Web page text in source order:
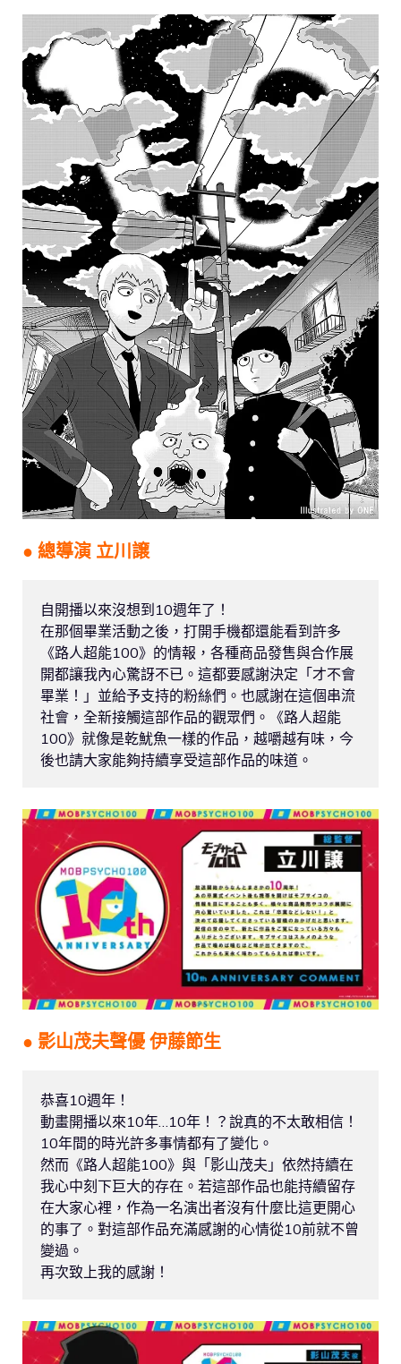
● 總導演 立川譲
自開播以來沒想到10週年了！
在那個畢業活動之後，打開手機都還能看到許多
《路人超能100》的情報，各種商品發售與合作展
開都讓我內心驚訝不已。這都要感謝決定「才不會
畢業！」並給予支持的粉絲們。也感謝在這個串流
社會，全新接觸這部作品的觀眾們。《路人超能
100》就像是乾魷魚一樣的作品，越嚼越有味，今
後也請大家能夠持續享受這部作品的味道。
● 影山茂夫聲優 伊藤節生
恭喜10週年！
動畫開播以來10年…10年！？說真的不太敢相信！
10年間的時光許多事情都有了變化。
然而《路人超能100》與「影山茂夫」依然持續在
我心中刻下巨大的存在。若這部作品也能持續留存
在大家心裡，作為一名演出者沒有什麼比這更開心
的事了。對這部作品充滿感謝的心情從10前就不曾
變過。
再次致上我的感謝！